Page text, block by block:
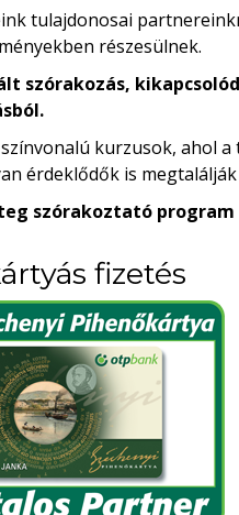
tulajdonosai
részesülnek.
szórakozás,
kurzusok, ahol a
érdeklődők is
szórakoztató program
fizetés